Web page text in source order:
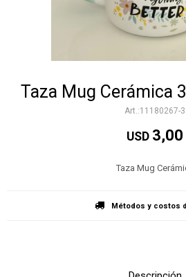
Taza Mug Cerámica
11180267-3
USD 3,00
Taza Mug
Métodos y costos